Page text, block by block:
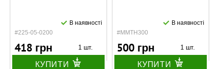
#225-05-0200
В наявності
418 грн 1 шт.
КУПИТИ
#MMTH300
В наявності
500 грн 1 шт.
КУПИТИ